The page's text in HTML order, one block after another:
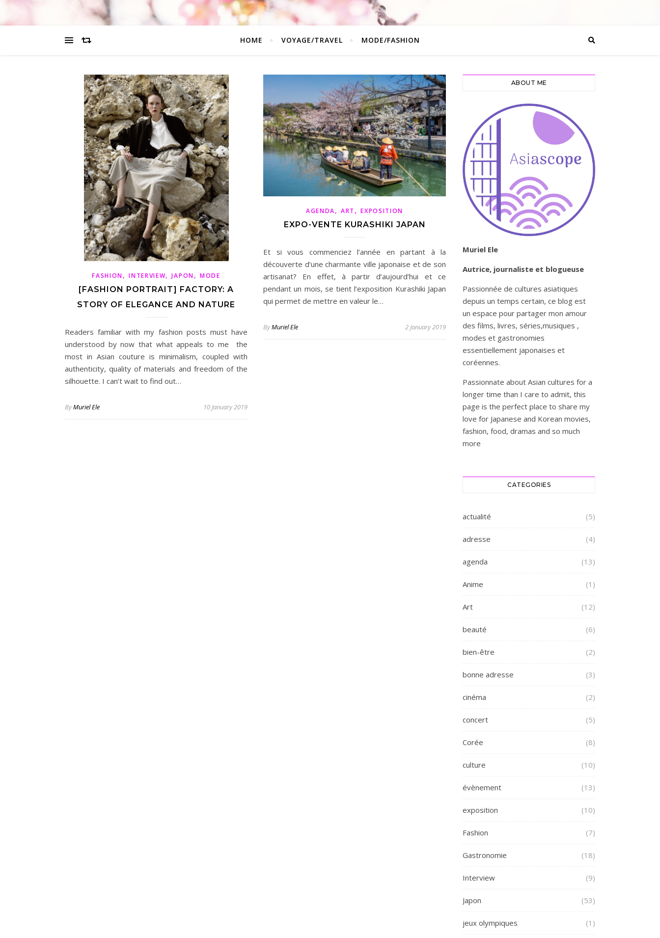
HOME VOYAGE/TRAVEL MODE/FASHION
FASHION,INTERVIEW,JAPON, MODE
[FASHION PORTRAIT] FACTORY: A
STORY OF ELEGANCE AND NATURE
Readers familiar with my fashion posts must have
understood by now that what appeals to me the
most in Asian couture is minimalism, coupled with
authenticity, quality of materials and freedom of the
silhouette. I can’t wait to find out…
ByMuriel Ele 10 January 2019
AGENDA,ART ,EXPOSITION
EXPO-VENTE KURASHIKI JAPAN
Et si vous commenciez l’année en partant à la
découverte d’une charmante ville japonaise et de son
artisanat? En effet, à partir d’aujourd’hui et ce
pendant un mois, se tient l’exposition Kurashiki Japan
qui permet de mettre en valeur le…
ByMuriel Ele 2 January 2019
ABOUT ME
Muriel Ele
Autrice, journaliste et blogueuse
Passionnée de cultures asiatiques
depuis un temps certain, ce blog est
un espace pour partager mon amour
des films, livres, séries,musiques ,
modes et gastronomies
essentiellement japonaises et
coréennes.
Passionnate about Asian cultures for a
longer time than I care to admit, this
page is the perfect place to share my
love for Japanese and Korean movies,
fashion, food, dramas and so much
more
CATEGORIES
actualité (5)
adresse (4)
agenda (13)
Anime (1)
Art (12)
beauté (6)
bien-être (2)
bonne adresse (3)
cinéma (2)
concert (5)
Corée (8)
culture (10)
évènement (13)
exposition (10)
Fashion (7)
Gastronomie (18)
Interview (9)
Japon (53)
jeux olympiques (1)